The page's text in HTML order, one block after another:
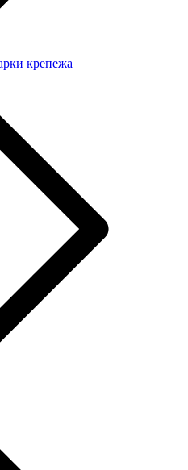
крепежа